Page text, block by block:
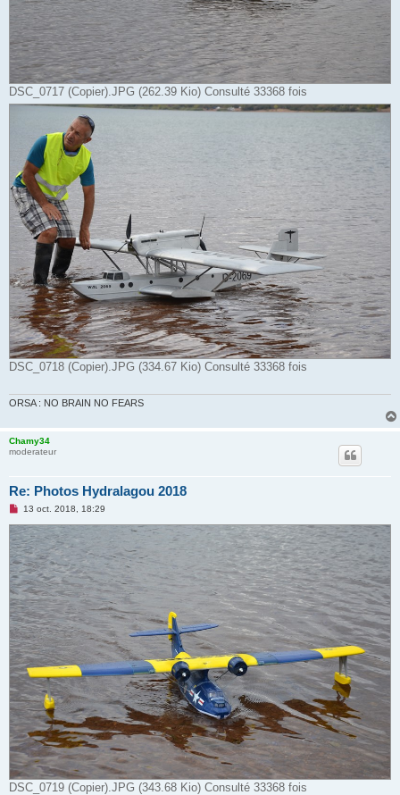
DSC_0717 (Copier).JPG (262.39 Kio) Consulté 33368 fois
DSC_0718 (Copier).JPG (334.67 Kio) Consulté 33368 fois
ORSA : NO BRAIN NO FEARS
Chamy34
moderateur
Re: Photos Hydralagou 2018
M
s
s
a
g
e
n
o
n
l
u
13 oct. 2018, 18:29
DSC_0719 (Copier).JPG (343.68 Kio) Consulté 33368 fois